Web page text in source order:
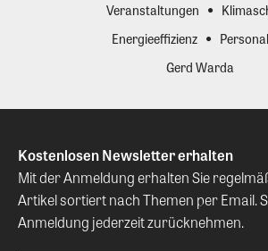
Veranstaltungen
Energieeffizienz
Gerd Warda
Kostenlosen Newsletter erhalten
Mit der Anmeldung erhalten Sie
Artikel sortiert nach Themen per Email.
Anmeldung jederzeit zurücknehmen.